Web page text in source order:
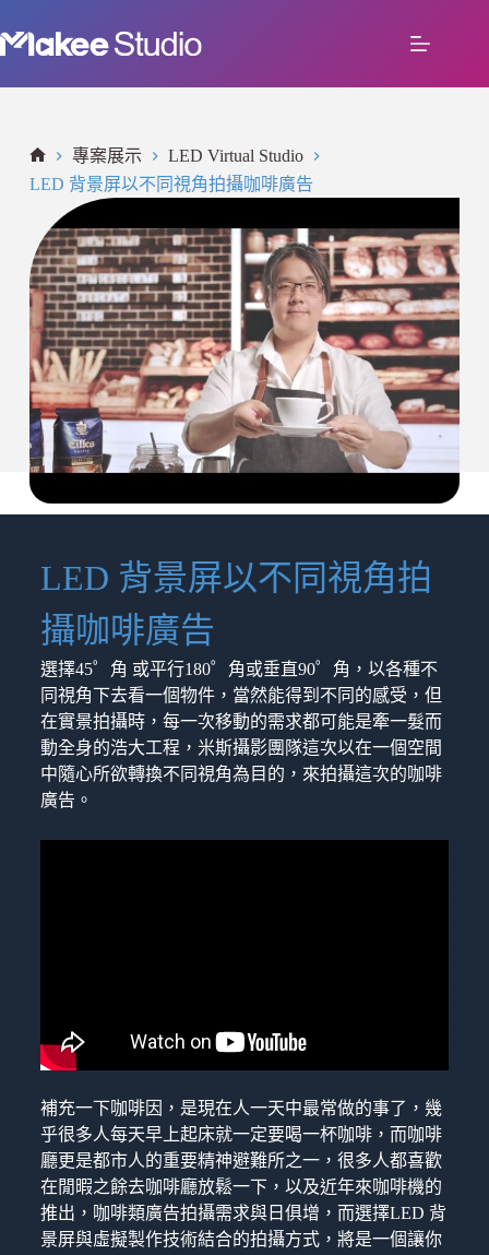
專案展示
LED Virtual Studio
LED 背景屏以不同視角拍攝咖啡廣告
LED 背景屏以不同視角拍
攝咖啡廣告
選擇45゜角 或平行180゜角或垂直90゜角，以各種不
同視角下去看一個物件，當然能得到不同的感受，但
在實景拍攝時，每一次移動的需求都可能是牽一髮而
動全身的浩大工程，米斯攝影團隊這次以在一個空間
中隨心所欲轉換不同視角為目的，來拍攝這次的咖啡
廣告。
補充一下咖啡因，是現在人一天中最常做的事了，幾
乎很多人每天早上起床就一定要喝一杯咖啡，而咖啡
廳更是都市人的重要精神避難所之一，很多人都喜歡
在閒暇之餘去咖啡廳放鬆一下，以及近年來咖啡機的
推出，咖啡類廣告拍攝需求與日俱增，而選擇LED 背
景屏與虛擬製作技術結合的拍攝方式，將是一個讓你